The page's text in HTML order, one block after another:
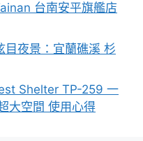
台南安平旗艦店
目夜景：宜蘭礁溪 杉
Shelter TP-259 一
大空間 使用心得